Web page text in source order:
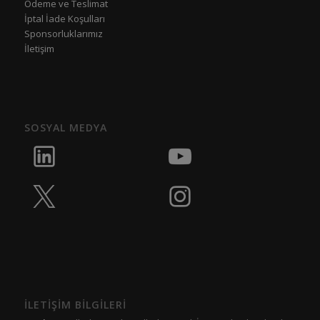
Ödeme ve Teslimat
İptal İade Koşulları
Sponsorluklarımız
İletişim
SOSYAL MEDYA
İLETİŞİM BİLGİLERİ